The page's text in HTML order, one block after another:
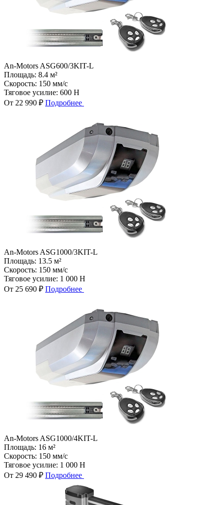
An-Motors ASG600/3KIT-L
Площадь: 8.4 м²
Скорость: 150 мм/с
Тяговое усилие: 600 Н
От 22 990 ₽ Подробнее
An-Motors ASG1000/3KIT-L
Площадь: 13.5 м²
Скорость: 150 мм/с
Тяговое усилие: 1 000 Н
От 25 690 ₽ Подробнее
An-Motors ASG1000/4KIT-L
Площадь: 16 м²
Скорость: 150 мм/с
Тяговое усилие: 1 000 Н
От 29 490 ₽ Подробнее